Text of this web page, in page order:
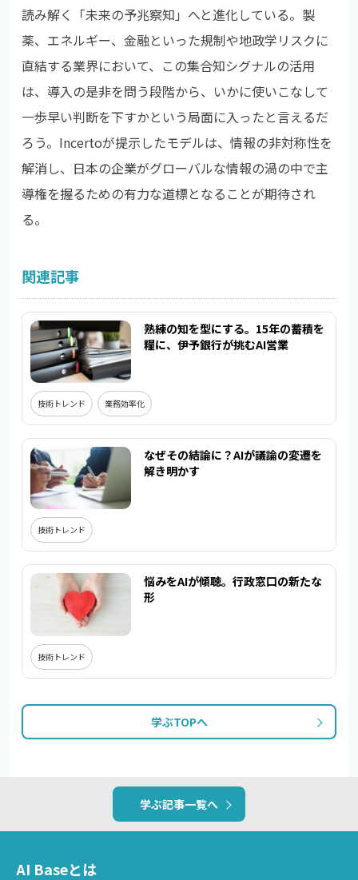
読み解く「未来の予兆察知」へと進化している。製
薬、エネルギー、金融といった規制や地政学リスクに
直結する業界において、この集合知シグナルの活用
は、導入の是非を問う段階から、いかに使いこなして
一歩早い判断を下すかという局面に入ったと言えるだ
ろう。Incertoが提示したモデルは、情報の非対称性を
解消し、日本の企業がグローバルな情報の渦の中で主
導権を握るための有力な道標となることが期待され
る。
関連記事
熟練の知を型にする。15年の蓄積を
糧に、伊予銀行が挑むAI営業
技術トレンド 業務効率化
なぜその結論に？AIが議論の変遷を
解き明かす
技術トレンド
悩みをAIが傾聴。行政窓口の新たな
形
技術トレンド
学ぶTOPへ
学ぶ記事一覧へ
AI Baseとは